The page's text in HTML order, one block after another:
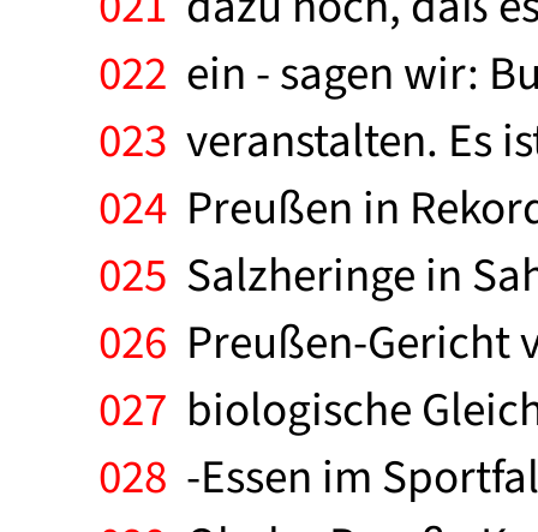
022 ein - sagen wir:
023 veranstalten. Es
024 Preußen in
025 Salzheringe in
026 Preußen-Gericht
027 biologische
028 -Essen im